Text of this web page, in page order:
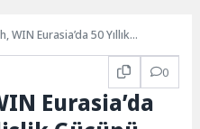
WIN Eurasia’da 50 Yıllık
0
Eurasia’da